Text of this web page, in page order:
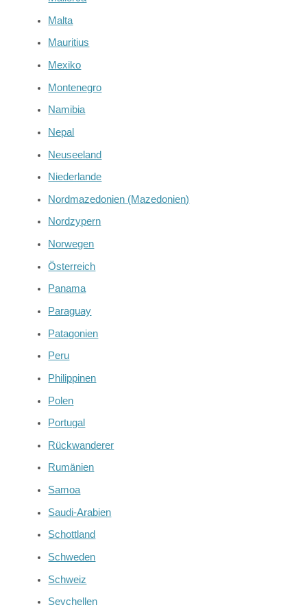
Malta
Mauritius
Mexiko
Montenegro
Namibia
Nepal
Neuseeland
Niederlande
Nordmazedonien (Mazedonien)
Nordzypern
Norwegen
Österreich
Panama
Paraguay
Patagonien
Peru
Philippinen
Polen
Portugal
Rückwanderer
Rumänien
Samoa
Saudi-Arabien
Schottland
Schweden
Schweiz
Seychellen